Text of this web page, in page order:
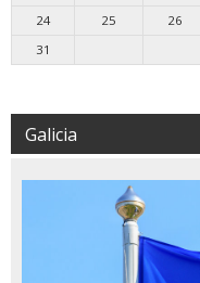
24 25 26
31
Galicia